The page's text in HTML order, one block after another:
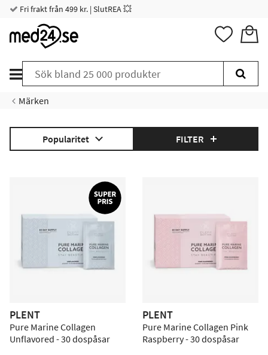
Fri frakt från 499 kr. | SlutREA 💥
Märken
Popularitet FILTER
PLENT
Pure Marine Collagen
Unflavored - 30 dospåsar
PLENT
Pure Marine Collagen Pink
Raspberry - 30 dospåsar